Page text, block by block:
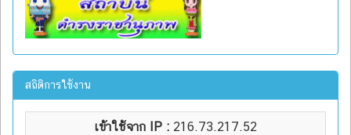
สถิติการใช้งาน
เข้าใช้จาก IP : 216.73.217.52